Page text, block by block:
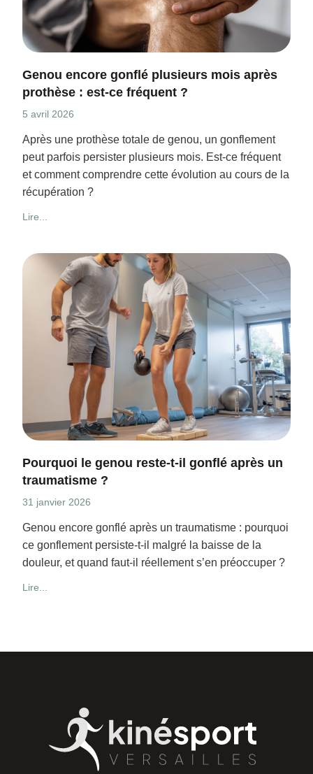
Genou encore gonflé plusieurs mois après
prothèse : est-ce fréquent ?
5 avril 2026
Après une prothèse totale de genou, un gonflement
peut parfois persister plusieurs mois. Est-ce fréquent
et comment comprendre cette évolution au cours de la
récupération ?
Lire...
Pourquoi le genou reste-t-il gonflé après un
traumatisme ?
31 janvier 2026
Genou encore gonflé après un traumatisme : pourquoi
ce gonflement persiste-t-il malgré la baisse de la
douleur, et quand faut-il réellement s’en préoccuper ?
Lire...